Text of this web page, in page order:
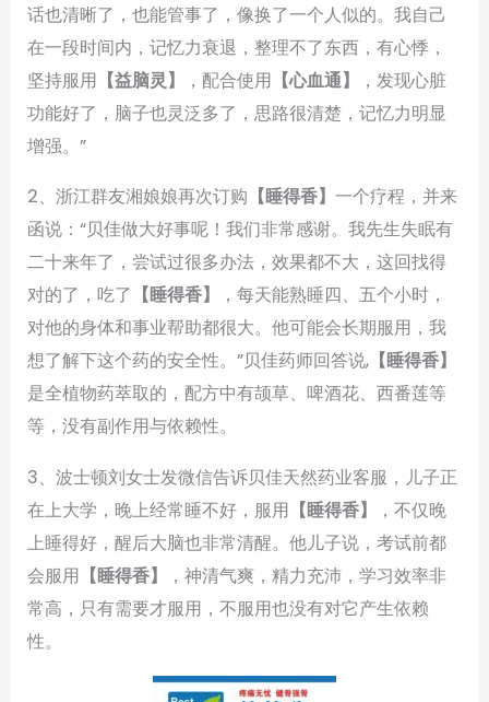
话也清晰了，也能管事了，像换了一个人似的。我自己
在一段时间内，记忆力衰退，整理不了东西，有心悸，
坚持服用 【益脑灵】 ，配合使用 【心血通】
，发现心脏
功能好了，脑子也灵泛多了，思路很清楚，记忆力明显
增强。”
2、浙江群友湘娘娘再次订购 【睡得香】一个疗程，并来
函说：“贝佳做大好事呢！我们非常感谢。我先生失眠有
二十来年了，尝试过很多办法，效果都不大，这回找得
对的了，吃了 【睡得香】
，每天能熟睡四、五个小时，
对他的身体和事业帮助都很大。他可能会长期服用，我
想了解下这个药的安全性。”贝佳药师回答说, 【睡得香】
是全植物药萃取的，配方中有颉草、啤酒花、西番莲等
等，没有副作用与依赖性。
3、波士顿刘女士发微信告诉贝佳天然药业客服，儿子正
在上大学，晚上经常睡不好，服用 【睡得香】
，不仅晚
上睡得好，醒后大脑也非常清醒。他儿子说，考试前都
会服用 【睡得香】
，神清气爽，精力充沛，学习效率非
常高，只有需要才服用，不服用也没有对它产生依赖
性。